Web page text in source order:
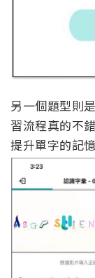
另一個題型則
習流程真的不
提升單字的記